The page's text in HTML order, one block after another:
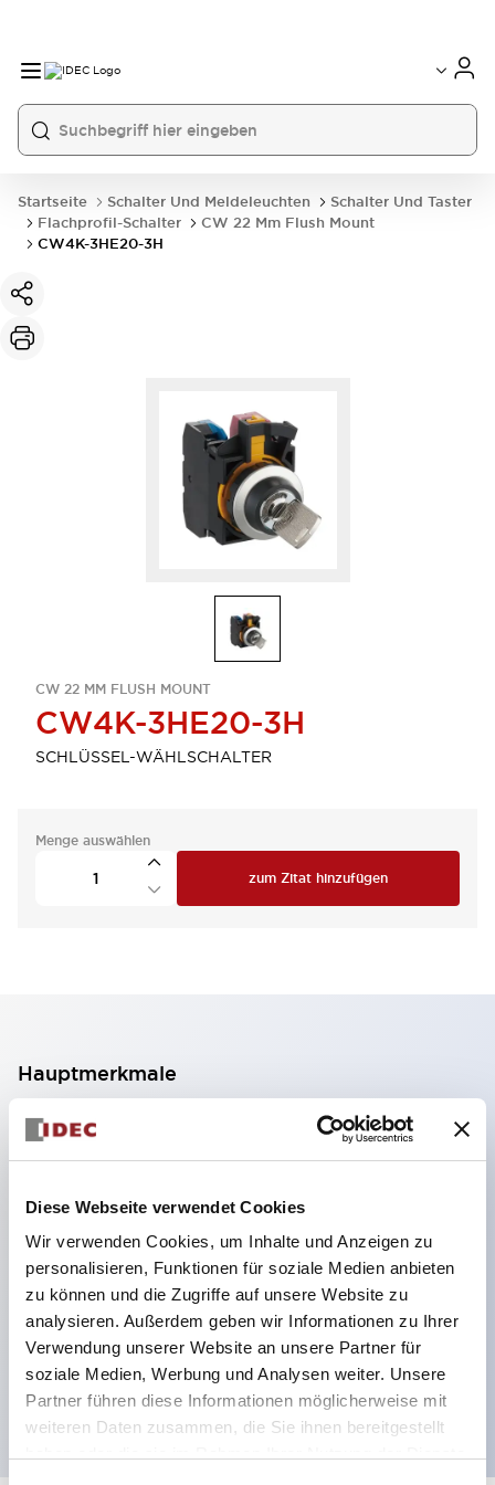
Diese Webseite verwendet Cookies
Wir verwenden Cookies, um Inhalte und Anzeigen zu
personalisieren, Funktionen für soziale Medien anbieten
zu können und die Zugriffe auf unsere Website zu
analysieren. Außerdem geben wir Informationen zu Ihrer
Verwendung unserer Website an unsere Partner für
soziale Medien, Werbung und Analysen weiter. Unsere
Partner führen diese Informationen möglicherweise mit
weiteren Daten zusammen, die Sie ihnen bereitgestellt
Startseite Schalter Und Meldeleuchten
Schalter Und Taster
Flachprofil-Schalter
CW 22 Mm Flush Mount
CW4K-3HE20-3H
CW 22 MM FLUSH MOUNT
CW4K-3HE20-3H
SCHLÜSSEL-WÄHLSCHALTER
Menge auswählen
zum Zitat hinzufügen
Hauptmerkmale
2-Kontakt-Block mit 2 Stufen, ermöglicht eine 4-
Kontakt-Konfiguration (Gewährleistung der
Isolierung zwischen den 2 Kontakten).
59,9 mm (※ 22-stufiger Kontaktblock).
Platzsparendes Design möglich.
Sicherheitsstruktur der 3. Generation: 2-Aktions-
Freisetzung, integrierter Schutz, IP20-
Fingerschutzstruktur